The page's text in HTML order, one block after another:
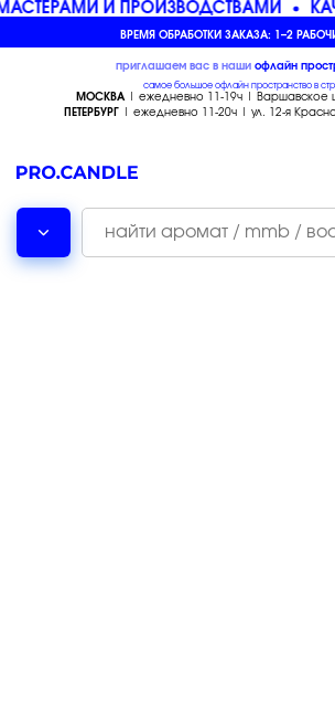
И ПРОИЗВОДСТВАМИ
ВРЕМЯ ОБРАБОТКИ ЗАКАЗА: 1–2
приглашаем вас в наши офлайн
самое большое офлайн пространство в
МОСКВА| ежедневно 11-19ч | Варшавское
ПЕТЕРБУРГ| ежедневно 11-20ч | ул. 12-я